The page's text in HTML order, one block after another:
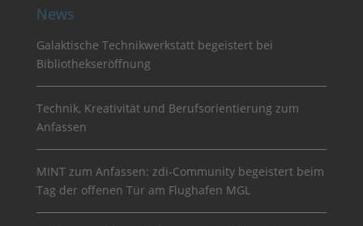
News
Galaktische Technikwerkstatt begeistert bei
Bibliothekseröffnung
Technik, Kreativität und Berufsorientierung zum
Anfassen
MINT zum Anfassen: zdi-Community begeistert beim
Tag der offenen Tür am Flughafen MGL